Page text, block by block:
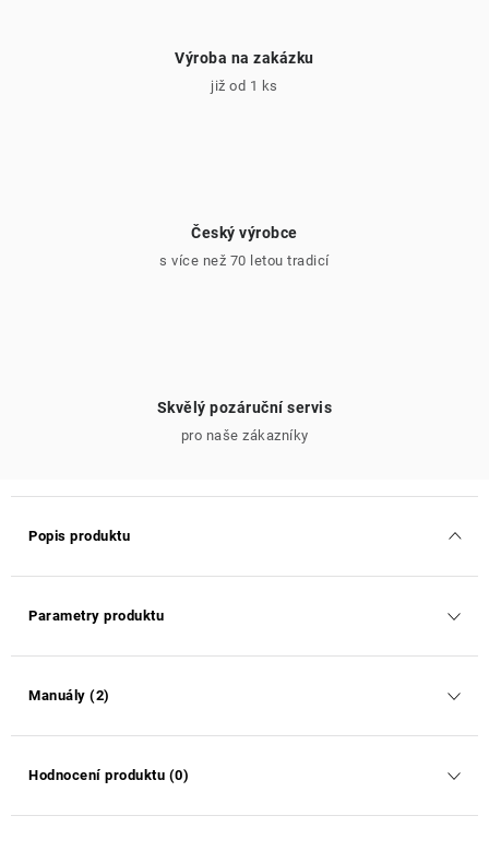
Výroba na zakázku
již od 1 ks
Český výrobce
s více než 70 letou tradicí
Skvělý pozáruční servis
pro naše zákazníky
Popis produktu
Parametry produktu
Manuály (2)
Hodnocení produktu (0)